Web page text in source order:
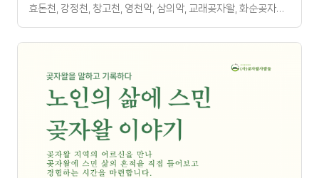
효돈천, 강정천, 창고천, 영천악, 삼의악, 교래곶자왈, 화순곶자왈 등